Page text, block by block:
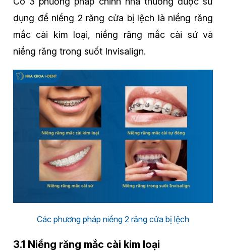
dụng để niềng 2 răng cửa bị lệch là niềng răng
mắc cài kim loại, niềng răng mắc cài sứ và
niềng răng trong suốt Invisalign.
Các phương pháp niềng 2 răng cửa bị lệch
3.1 Niềng răng mắc cài kim loại